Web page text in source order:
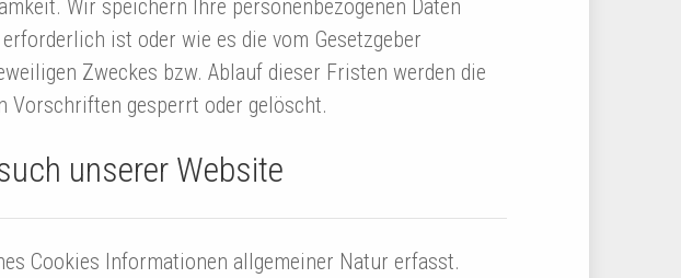
Wir speichern Ihre personenbezogenen Daten
ist oder wie es die vom Gesetzgeber
Zweckes bzw. Ablauf dieser Fristen werden die
Vorschriften gesperrt oder gelöscht.
unserer Website
Cookies Informationen allgemeiner Natur erfasst.